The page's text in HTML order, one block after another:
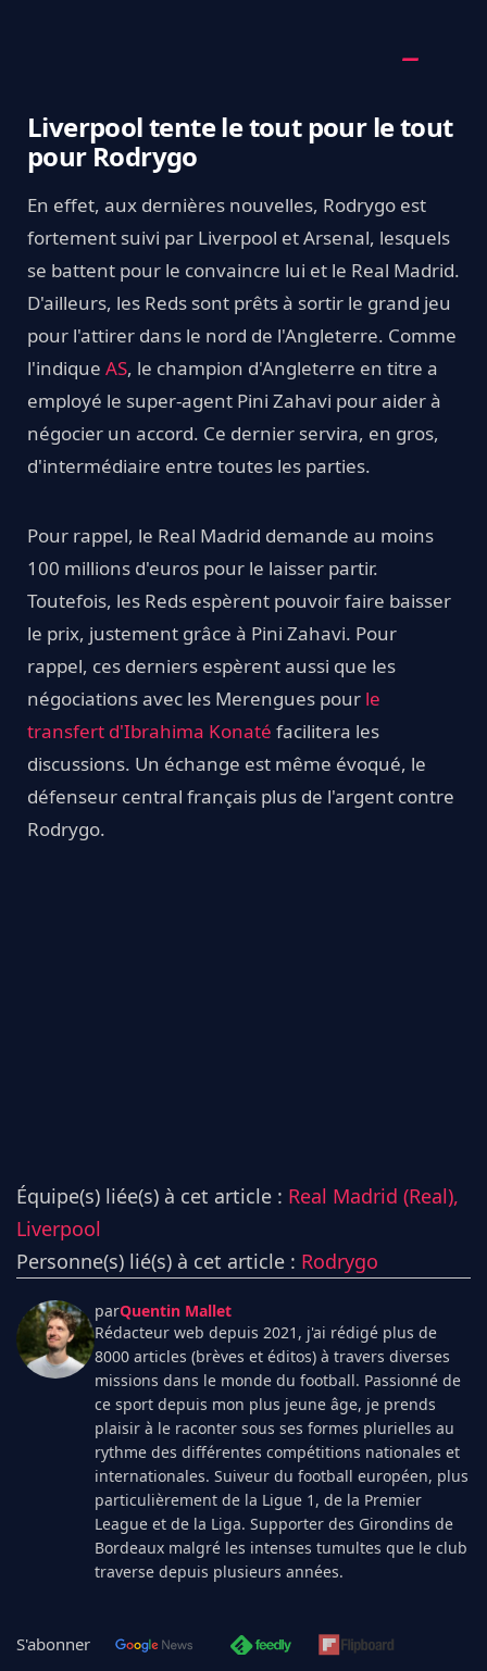
Liverpool tente le tout pour le tout
pour Rodrygo
En effet, aux dernières nouvelles, Rodrygo est
fortement suivi par Liverpool et Arsenal, lesquels
se battent pour le convaincre lui et le Real Madrid.
D'ailleurs, les Reds sont prêts à sortir le grand jeu
pour l'attirer dans le nord de l'Angleterre. Comme
l'indique AS, le champion d'Angleterre en titre a
employé le super-agent Pini Zahavi pour aider à
négocier un accord. Ce dernier servira, en gros,
d'intermédiaire entre toutes les parties.
Pour rappel, le Real Madrid demande au moins
100 millions d'euros pour le laisser partir.
Toutefois, les Reds espèrent pouvoir faire baisser
le prix, justement grâce à Pini Zahavi. Pour
rappel, ces derniers espèrent aussi que les
négociations avec les Merengues pour le
transfert d'Ibrahima Konaté facilitera les
discussions. Un échange est même évoqué, le
défenseur central français plus de l'argent contre
Rodrygo.
Équipe(s) liée(s) à cet article : Real Madrid (Real),
Liverpool
Personne(s) lié(s) à cet article : Rodrygo
parQuentin Mallet
Rédacteur web depuis 2021, j'ai rédigé plus de
8000 articles (brèves et éditos) à travers diverses
missions dans le monde du football. Passionné de
ce sport depuis mon plus jeune âge, je prends
plaisir à le raconter sous ses formes plurielles au
rythme des différentes compétitions nationales et
internationales. Suiveur du football européen, plus
particulièrement de la Ligue 1, de la Premier
League et de la Liga. Supporter des Girondins de
Bordeaux malgré les intenses tumultes que le club
traverse depuis plusieurs années.
S'abonner